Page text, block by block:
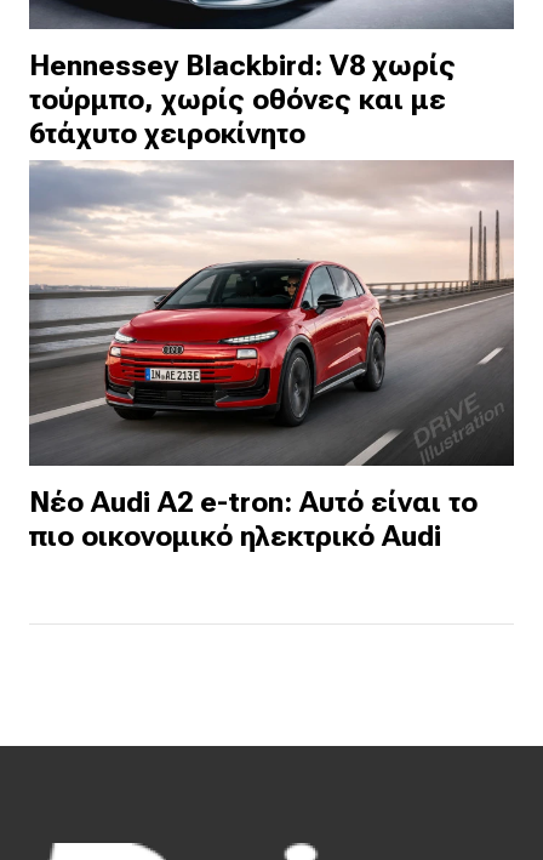
Hennessey Blackbird: V8 χωρίς
τούρμπο, χωρίς οθόνες και με
6τάχυτο χειροκίνητο
Νέο Audi A2 e-tron: Αυτό είναι το
πιο οικονομικό ηλεκτρικό Audi